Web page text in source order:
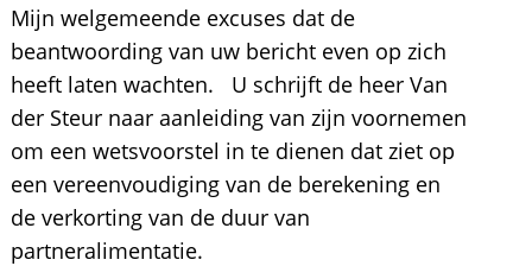
Mijn welgemeende excuses dat de
beantwoording van uw bericht even op zich
heeft laten wachten. U schrijft de heer Van
der Steur naar aanleiding van zijn voornemen
om een wetsvoorstel in te dienen dat ziet op
een vereenvoudiging van de berekening en
de verkorting van de duur van
partneralimentatie.